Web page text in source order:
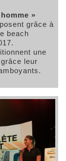
»
grâce à
beach
une
leur